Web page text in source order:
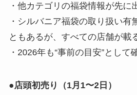
・他カテゴリの福袋情報が先に
・シルバニア福袋の取り扱い有
ともあるが、すべての店舗が載
・2026年も“事前の目安”として
●店頭初売り（1月1〜2日）